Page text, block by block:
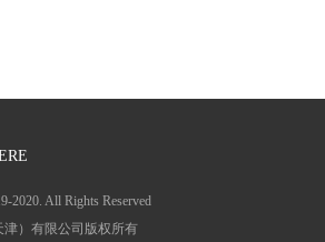
2020. All Rights Reserved
津）有限公司版权所有